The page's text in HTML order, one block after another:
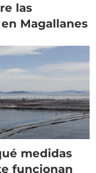
las
Magallanes
medidas
funcionan